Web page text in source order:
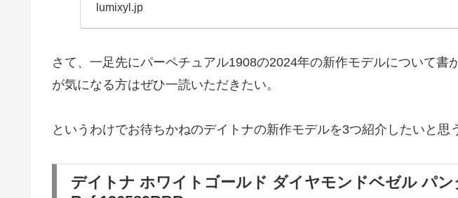
lumixyl.jp
さて、一足先にパーペチュアル1908の2024年の新作モデルについて書
が気になる方はぜひ一読いただきたい。
というわけでお待ちかねのデイトナの新作モデルを3つ紹介したいと思
デイトナ ホワイトゴールド ダイヤモンドベゼル パン